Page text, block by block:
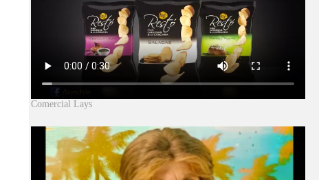
Comercial Lays